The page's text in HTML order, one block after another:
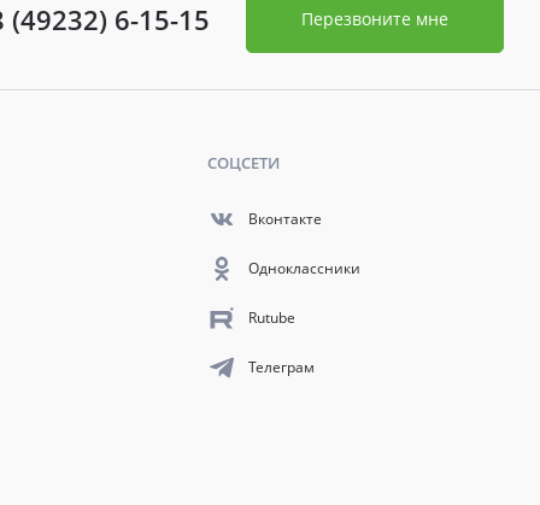
(49232) 6-15-15 Перезвоните мне
СОЦСЕТИ
Вконтакте
Одноклассники
Rutube
Телеграм